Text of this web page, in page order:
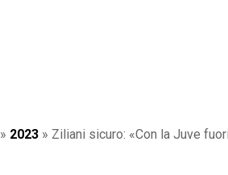
» 2023 » Ziliani sicuro: «Con la Juve